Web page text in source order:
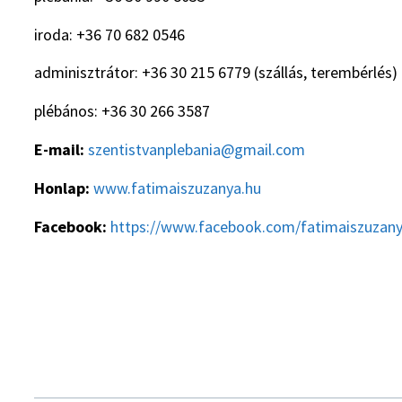
iroda: +36 70 682 0546
adminisztrátor: +36 30 215 6779 (szállás, terembérlés)
plébános: +36 30 266 3587
E-mail:szentistvanplebania@gmail.com
Honlap: www.fatimaiszuzanya.hu
Facebook: https://www.facebook.com/